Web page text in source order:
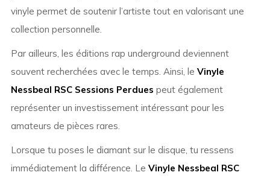
vinyle permet de soutenir l’artiste tout en valorisant une
collection personnelle.
Par ailleurs, les éditions rap underground deviennent
souvent recherchées avec le temps. Ainsi, le Vinyle
Nessbeal RSC Sessions Perdues peut également
représenter un investissement intéressant pour les
amateurs de pièces rares.
Lorsque tu poses le diamant sur le disque, tu ressens
immédiatement la différence. Le Vinyle Nessbeal RSC